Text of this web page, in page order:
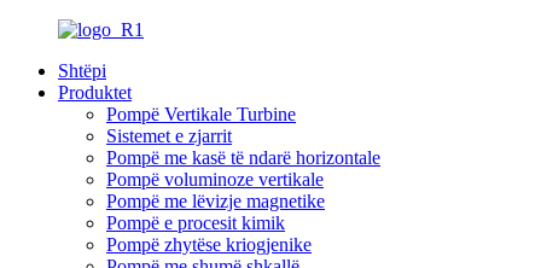
Shtëpi
Produktet
Pompë Vertikale Turbine
Sistemet e zjarrit
Pompë me kasë të ndarë horizontale
Pompë voluminoze vertikale
Pompë me lëvizje magnetike
Pompë e procesit kimik
Pompë zhytëse kriogjenike